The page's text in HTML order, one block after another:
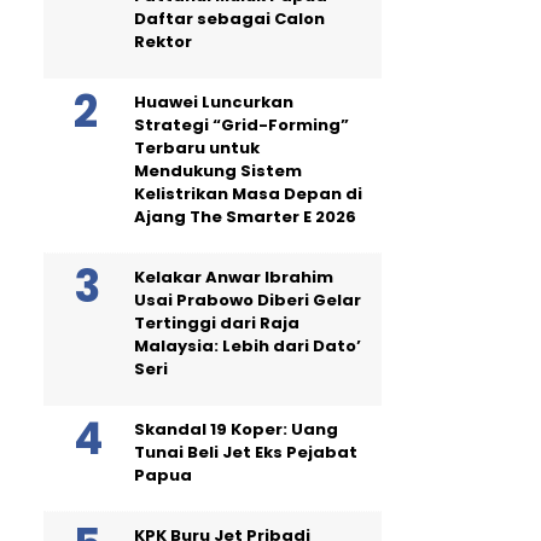
Daftar sebagai Calon
Rektor
Huawei Luncurkan
Strategi “Grid-Forming”
Terbaru untuk
Mendukung Sistem
Kelistrikan Masa Depan di
Ajang The Smarter E 2026
Kelakar Anwar Ibrahim
Usai Prabowo Diberi Gelar
Tertinggi dari Raja
Malaysia: Lebih dari Dato’
Seri
Skandal 19 Koper: Uang
Tunai Beli Jet Eks Pejabat
Papua
KPK Buru Jet Pribadi